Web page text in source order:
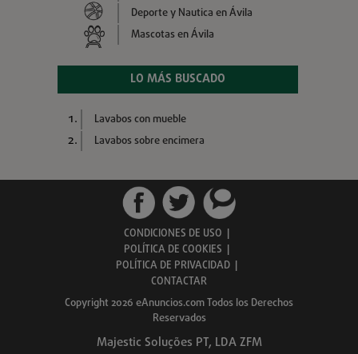
Deporte y Nautica en Ávila
Mascotas en Ávila
LO MÁS BUSCADO
Lavabos con mueble
Lavabos sobre encimera
CONDICIONES DE USO |
POLÍTICA DE COOKIES |
POLÍTICA DE PRIVACIDAD |
CONTACTAR
Copyright 2026 eAnuncios.com Todos los Derechos
Reservados
Majestic Soluções PT, LDA ZFM